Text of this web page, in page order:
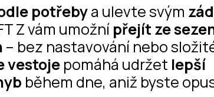
potřebya ulevte svým
Z vám umožní přejít ze
– bez nastavování nebo
vestoje pomáhá udržet lepší
během dne, aniž byste